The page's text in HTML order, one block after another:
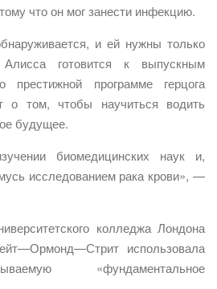
что он мог занести инфекцию.
и ей нужны только
готовится к выпускным
престижной программе герцога
о том, чтобы научиться водить
будущее.
биомедицинских наук и,
исследованием рака крови», —
колледжа Лондона
использовала
«фундаментальное